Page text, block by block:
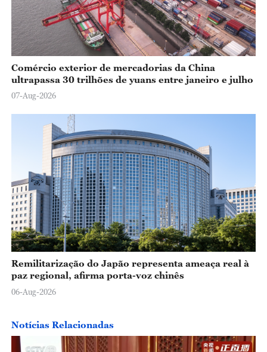
Comércio exterior de mercadorias da China
ultrapassa 30 trilhões de yuans entre janeiro e julho
07-Aug-2026
Remilitarização do Japão representa ameaça real à
paz regional, afirma porta-voz chinês
06-Aug-2026
Notícias Relacionadas